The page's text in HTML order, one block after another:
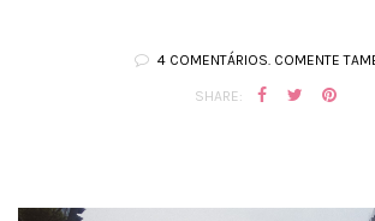
4 COMENTÁRIOS. COMENTE
SHARE: